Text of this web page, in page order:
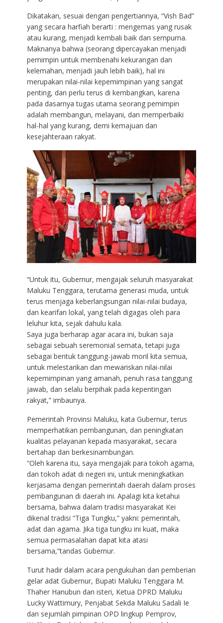
Dikatakan, sesuai dengan pengertiannya, “Vish Bad”
yang secara harfiah berarti : mengemas yang rusak
atau kurang, menjadi kembali baik dan sempurna.
Maknanya bahwa (seorang dipercayakan menjadi
pemimpin untuk membenahi kekurangan dan
kelemahan, menjadi jauh lebih baik), hal ini
merupakan nilai-nilai kepemimpinan yang sangat
penting, dan perlu terus di kembangkan, karena
pada dasarnya tugas utama seorang pemimpin
adalah membangun, melayani, dan memperbaiki
hal-hal yang kurang, demi kemajuan dan
kesejahteraan rakyat.
“Untuk itu, Gubernur, mengajak seluruh masyarakat
Maluku Tenggara, terutama generasi muda, untuk
terus menjaga keberlangsungan nilai-nilai budaya,
dan kearifan lokal, yang telah digagas oleh para
leluhur kita, sejak dahulu kala.
Saya juga berharap agar acara ini, bukan saja
sebagai sebuah seremonial semata, tetapi juga
sebagai bentuk tanggung-jawab moril kita semua,
untuk melestarikan dan mewariskan nilai-nilai
kepemimpinan yang amanah, penuh rasa tanggung
jawab, dan selalu berpihak pada kepentingan
rakyat,” imbaunya.
Pemerintah Provinsi Maluku, kata Gubernur, terus
memperhatikan pembangunan, dan peningkatan
kualitas pelayanan kepada masyarakat, secara
bertahap dan berkesinambungan.
“Oleh karena itu, saya mengajak para tokoh agama,
dan tokoh adat di negeri ini, untuk meningkatkan
kerjasama dengan pemerintah daerah dalam proses
pembangunan di daerah ini. Apalagi kita ketahui
bersama, bahwa dalam tradisi masyarakat Kei
dikenal tradisi “Tiga Tungku,” yakni: pemerintah,
adat dan agama. Jika tiga tungku ini kuat, maka
semua permasalahan dapat kita atasi
bersama,”tandas Gubernur.
Turut hadir dalam acara pengukuhan dan pemberian
gelar adat Gubernur, Bupati Maluku Tenggara M.
Thaher Hanubun dan isteri, Ketua DPRD Maluku
Lucky Wattimury, Penjabat Sekda Maluku Sadali Ie
dan sejumlah pimpinan OPD lingkup Pemprov,